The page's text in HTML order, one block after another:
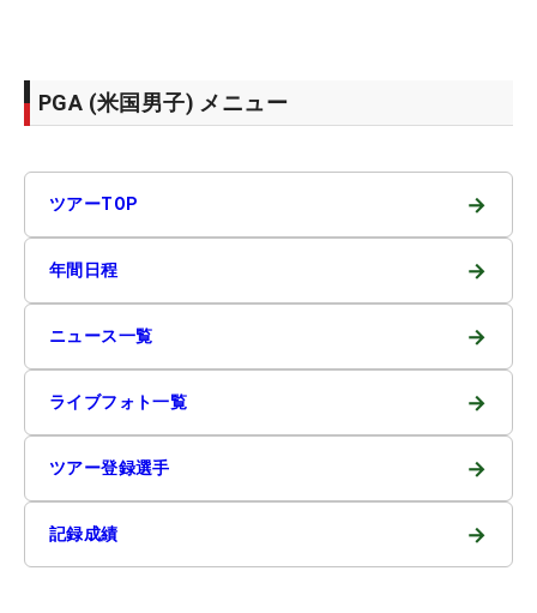
PGA (米国男子) メニュー
ツアーTOP →
年間日程 →
ニュース一覧 →
ライブフォト一覧 →
ツアー登録選手 →
記録成績 →